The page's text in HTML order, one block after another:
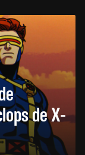
de X-